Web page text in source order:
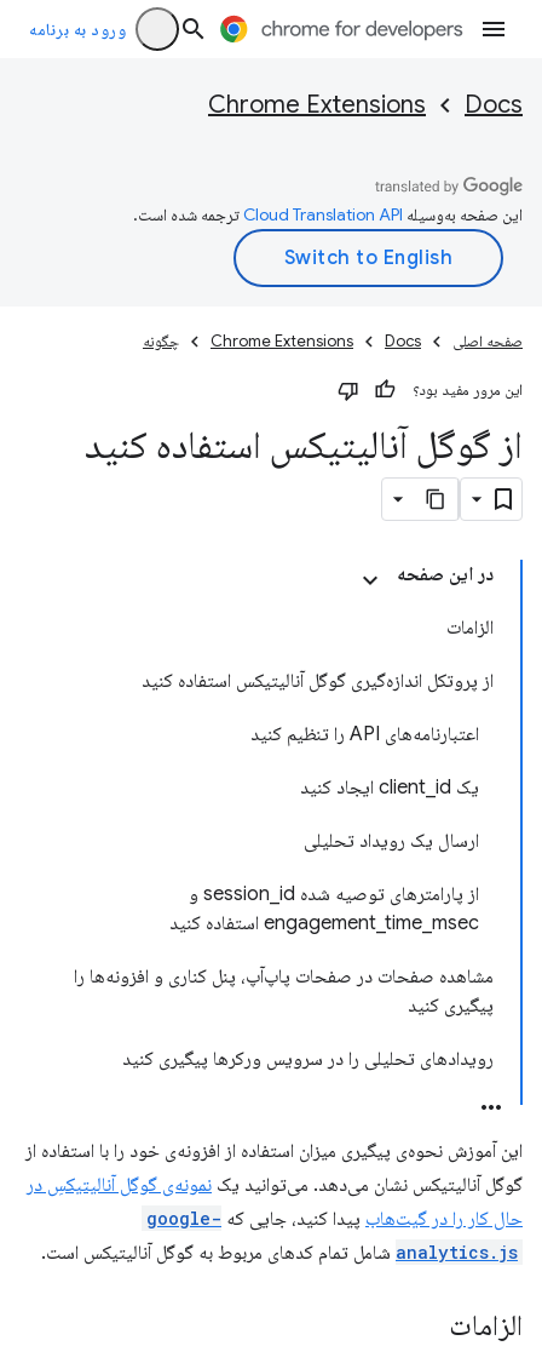
ورود به برنامه
Docs
Chrome Extensions
این صفحه به‌وسیله ترجمه شده است.
صفحه اصلی Docs
Chrome Extensions چگونه
این مرور مفید بود؟
از گوگل آنالیتیکس استفاده کنید
در این صفحه
الزامات
از پروتکل اندازه‌گیری گوگل آنالیتیکس استفاده کنید
اعتبارنامه‌های API را تنظیم کنید
یک client_id ایجاد کنید
ارسال یک رویداد تحلیلی
از پارامترهای توصیه شده session_id و
engagement_time_msec استفاده کنید
مشاهده صفحات در صفحات پاپ‌آپ، پنل کناری و افزونه‌ها را
پیگیری کنید
رویدادهای تحلیلی را در سرویس ورکرها پیگیری کنید
این آموزش نحوه‌ی پیگیری میزان استفاده از افزونه‌ی خود را با استفاده از
گوگل آنالیتیکس نشان می‌دهد. می‌توانید یک نمونه‌ی گوگل آنالیتیکسِ در
حال کار را در گیت‌هاب پیدا کنید، جایی که google-
analytics.js شامل تمام کدهای مربوط به گوگل آنالیتیکس است.
الزامات